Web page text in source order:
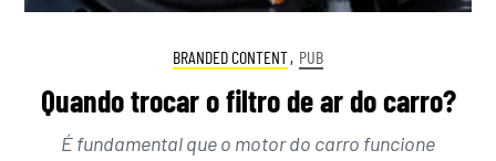
BRANDED CONTENT, PUB
Quando trocar o filtro de ar do carro?
É fundamental que o motor do carro funcione